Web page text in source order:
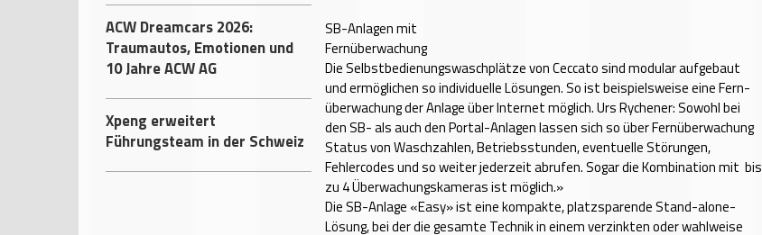
ACW Dreamcars 2026:
Traumautos, Emotionen und
10 Jahre ACW AG
Xpeng erweitert
Führungsteam in der Schweiz
SB-Anlagen mit
Fernüber­wachung
Die Selbstbedienungswaschplätze von Ceccato sind modular aufgebaut
und ermöglichen so individuelle Lösungen. So ist beispielsweise eine Fern­
überwachung der Anlage über Internet möglich. Urs Rychener: Sowohl bei
den SB- als auch den Portal-Anlagen lassen sich so über Fernüberwachung
Status von Waschzahlen, Betriebsstunden, eventuelle Störungen,
Fehlercodes und so weiter jederzeit abrufen. Sogar die Kombination mit bis
zu 4 Überwachungskameras ist möglich.»
Die SB-Anlage «Easy» ist eine kompakte, platzsparende Stand-alone-
Lösung, bei der die gesamte Technik in einem verzinkten oder wahlweise